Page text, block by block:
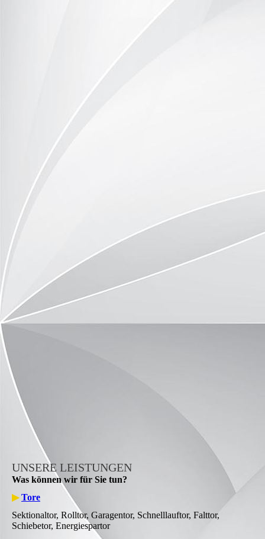
UNSERE LEISTUNGEN
Was können wir für Sie tun?
▶ Tore
Sektionaltor, Rolltor, Garagentor, Schnelllauftor, Falttor,
Schiebetor, Energiespartor